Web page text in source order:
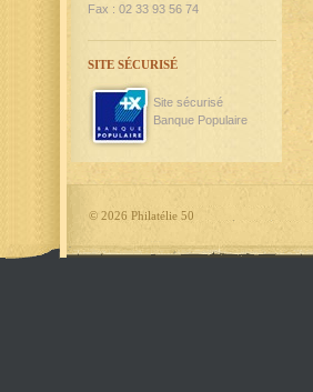
Fax : 02 33 93 56 74
SITE SÉCURISÉ
Site sécurisé
Banque Populaire
© 2026 Philatélie 50